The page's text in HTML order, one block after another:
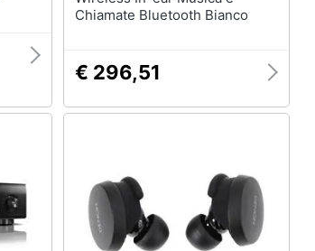
Chiamate Bluetooth Bianco
€ 296,51